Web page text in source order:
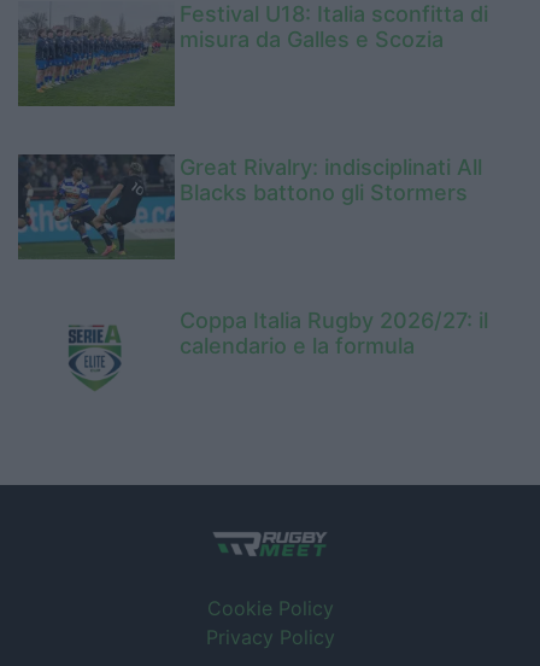
Festival U18: Italia sconfitta di
misura da Galles e Scozia
Great Rivalry: indisciplinati All
Blacks battono gli Stormers
Coppa Italia Rugby 2026/27: il
calendario e la formula
Cookie Policy
Privacy Policy